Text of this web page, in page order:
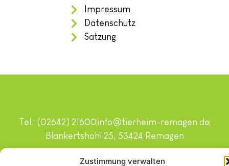
Zustimmung verwalten
Impressum
Datenschutz
Satzung
Copyright © 2024. Alle Rechte vorbehalten.
Tel.: (02642) 21600info@tierheim-remagen.de
Blankertshohl 25, 53424 Remagen